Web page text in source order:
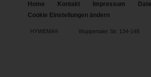
Home Kontakt Impressum
Cookie Einstellungen ändern
HYWEMA® Wuppertaler Str. 134-148